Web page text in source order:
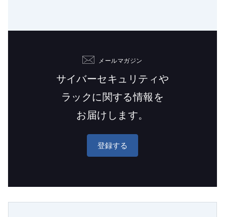
メールマガジン
サイバーセキュリティや
ラックに関する情報を
お届けします。
登録する